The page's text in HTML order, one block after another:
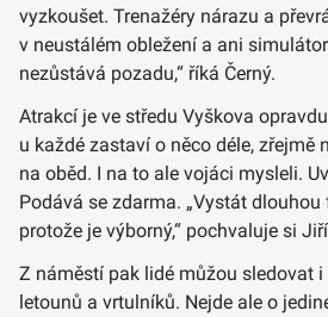
vyzkoušet. Trenažéry nárazu a
v neustálém obležení a ani
nezůstává pozadu,“ říká Černý.
Atrakcí je ve středu Vyškova
u každé zastaví o něco déle, zřejmě
na oběd. I na to ale vojáci mysleli.
Podává se zdarma. „Vystát
protože je výborný,“ pochvaluje si
Z náměstí pak lidé můžou sledovat
letounů a vrtulníků. Nejde ale o